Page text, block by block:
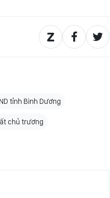
tỉnh Bình Dương
chủ trương